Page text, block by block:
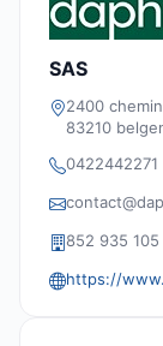
SAS
2400
83210
0422442271
852 935 105
https://